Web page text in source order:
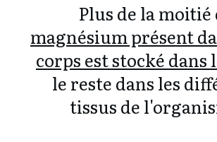
Plus de la moitié
magnésium présent
corps est stocké dans
le reste dans les
tissus de